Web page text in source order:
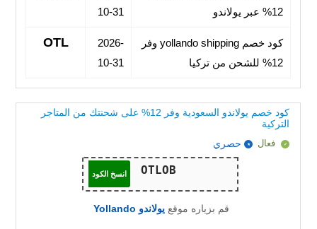
12% عبر يولاندو
10-31
كود خصم yollando shipping وفر
12% للشحن من تركيا
2026-
10-31
OTL
كود خصم يولاندو السعودية وفر 12% على شحنتك من المتاجر
التركية
فعال حصري
انسخ الكود
قم بزياره موقع يولاندو Yollando